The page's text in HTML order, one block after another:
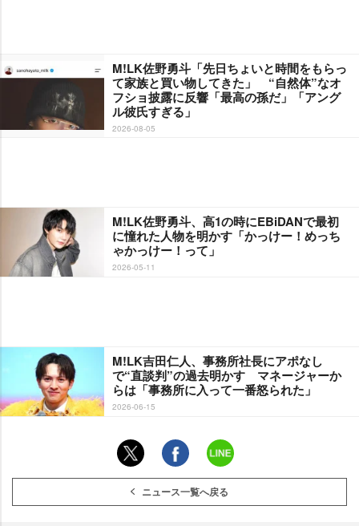
M!LK佐野勇斗「先日ちょいと時間をもらっ
て家族と買い物してきた」 “自然体”なオ
フショ披露に反響「最高の孫だ」「アング
ル彼氏すぎる」
2026-08-05
M!LK佐野勇斗、高1の時にEBiDANで最初
に憧れた人物を明かす「かっけー！めっち
ゃかっけー！って」
2026-05-11
M!LK吉田仁人、事務所社長にアポなし
で“直談判”の過去明かす マネージャーか
らは「事務所に入って一番怒られた」
2026-06-15
ニュース一覧へ戻る